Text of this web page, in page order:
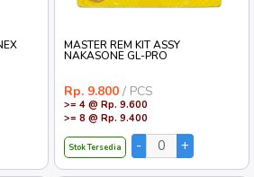
MASTER REM KIT ASSY
NAKASONE GL-PRO
Rp. 9.800 / PCS
>= 4 @ Rp. 9.600
>= 8 @ Rp. 9.400
Stok Tersedia